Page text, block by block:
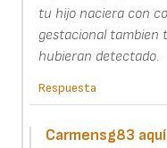
tu hijo naciera con
gestacional tambien
hubieran detectado.
Respuesta
Carmensg83